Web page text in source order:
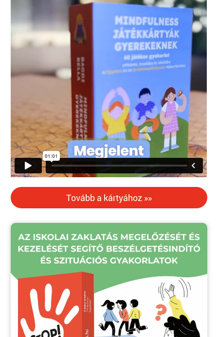
Tovább a kártyához »»